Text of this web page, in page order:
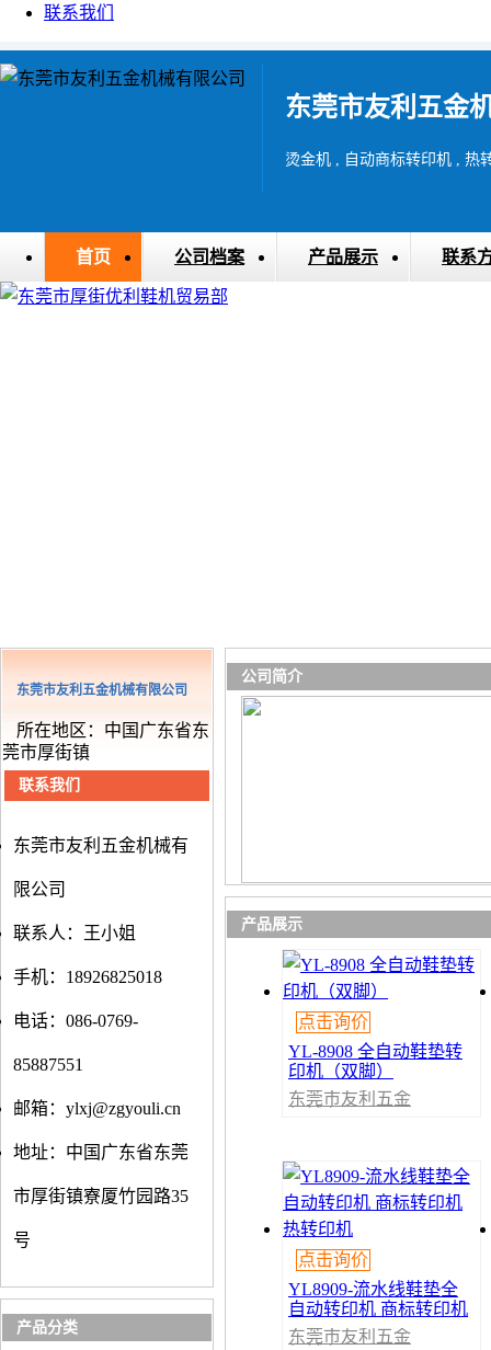
联系我们
东莞市友利五金
首页 公司档案 产品展示 联系
东莞市友利五金机械有限公司
所在地区：中国广东省东
莞市厚街镇
联系我们
东莞市友利五金机械有
限公司
联系人：王小姐
手机：18926825018
电话：086-0769-
85887551
邮箱：ylxj@zgyouli.cn
地址：中国广东省东莞
市厚街镇寮厦竹园路35
号
产品分类
公司简介
产品展示
点击询价
YL-8908 全自动鞋垫转
印机（双脚）
东莞市友利五金
点击询价
YL8909-流水线鞋垫全
自动转印机 商标转印机
热转印机
东莞市友利五金